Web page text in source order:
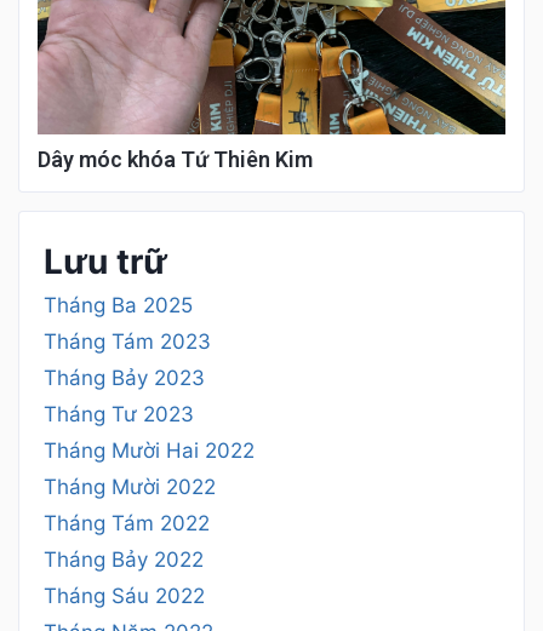
Dây móc khóa Tứ Thiên Kim
Lưu trữ
Tháng Ba 2025
Tháng Tám 2023
Tháng Bảy 2023
Tháng Tư 2023
Tháng Mười Hai 2022
Tháng Mười 2022
Tháng Tám 2022
Tháng Bảy 2022
Tháng Sáu 2022